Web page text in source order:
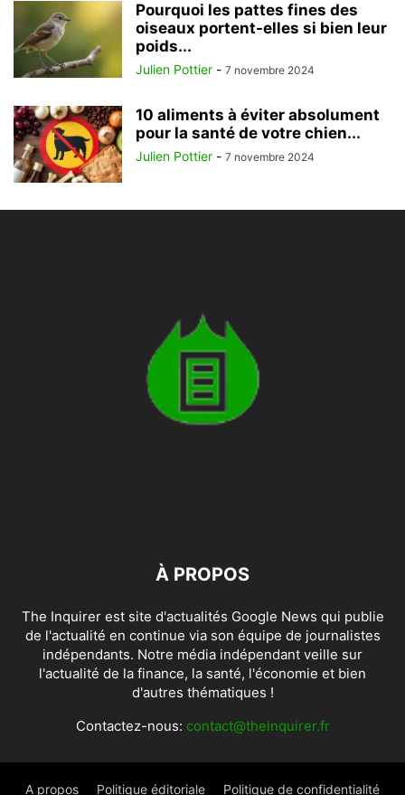
Pourquoi les pattes fines des
oiseaux portent-elles si bien leur
poids...
Julien Pottier - 7 novembre 2024
10 aliments à éviter absolument
pour la santé de votre chien...
Julien Pottier - 7 novembre 2024
À PROPOS
The Inquirer est site d'actualités Google News qui publie
de l'actualité en continue via son équipe de journalistes
indépendants. Notre média indépendant veille sur
l'actualité de la finance, la santé, l'économie et bien
d'autres thématiques !
Contactez-nous: contact@theinquirer.fr
A propos Politique éditoriale Politique de confidentialité